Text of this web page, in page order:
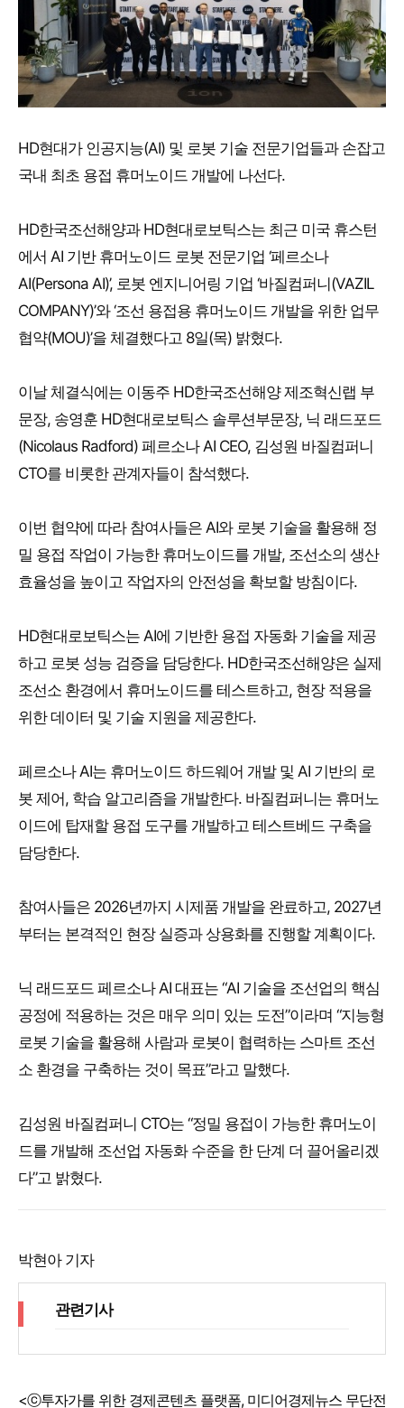
HD현대가 인공지능(AI) 및 로봇 기술 전문기업들과 손잡고
국내 최초 용접 휴머노이드 개발에 나선다.
HD한국조선해양과 HD현대로보틱스는 최근 미국 휴스턴
에서 AI 기반 휴머노이드 로봇 전문기업 ‘페르소나
AI(Persona AI)’, 로봇 엔지니어링 기업 ‘바질컴퍼니(VAZIL
COMPANY)’와 ‘조선 용접용 휴머노이드 개발을 위한 업무
협약(MOU)’을 체결했다고 8일(목) 밝혔다.
이날 체결식에는 이동주 HD한국조선해양 제조혁신랩 부
문장, 송영훈 HD현대로보틱스 솔루션부문장, 닉 래드포드
(Nicolaus Radford) 페르소나 AI CEO, 김성원 바질컴퍼니
CTO를 비롯한 관계자들이 참석했다.
이번 협약에 따라 참여사들은 AI와 로봇 기술을 활용해 정
밀 용접 작업이 가능한 휴머노이드를 개발, 조선소의 생산
효율성을 높이고 작업자의 안전성을 확보할 방침이다.
HD현대로보틱스는 AI에 기반한 용접 자동화 기술을 제공
하고 로봇 성능 검증을 담당한다. HD한국조선해양은 실제
조선소 환경에서 휴머노이드를 테스트하고, 현장 적용을
위한 데이터 및 기술 지원을 제공한다.
페르소나 AI는 휴머노이드 하드웨어 개발 및 AI 기반의 로
봇 제어, 학습 알고리즘을 개발한다. 바질컴퍼니는 휴머노
이드에 탑재할 용접 도구를 개발하고 테스트베드 구축을
담당한다.
참여사들은 2026년까지 시제품 개발을 완료하고, 2027년
부터는 본격적인 현장 실증과 상용화를 진행할 계획이다.
닉 래드포드 페르소나 AI 대표는 “AI 기술을 조선업의 핵심
공정에 적용하는 것은 매우 의미 있는 도전”이라며 “지능형
로봇 기술을 활용해 사람과 로봇이 협력하는 스마트 조선
소 환경을 구축하는 것이 목표”라고 말했다.
김성원 바질컴퍼니 CTO는 “정밀 용접이 가능한 휴머노이
드를 개발해 조선업 자동화 수준을 한 단계 더 끌어올리겠
다”고 밝혔다.
박현아 기자
관련기사
<ⓒ투자가를 위한 경제콘텐츠 플랫폼, 미디어경제뉴스 무단전